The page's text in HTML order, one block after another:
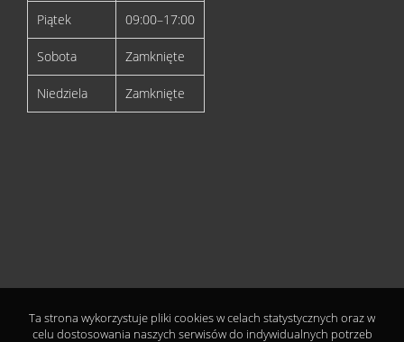
Piątek 09:00–17:00
Sobota Zamknięte
Niedziela Zamknięte
Ta strona wykorzystuje pliki cookies w celach statystycznych oraz w
celu dostosowania naszych serwisów do indywidualnych potrzeb